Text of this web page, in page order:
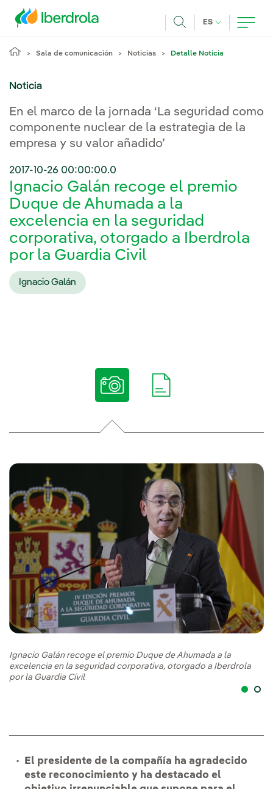
ES IDIOMA
Sala de comunicación Noticias Detalle Noticia
Noticia
En el marco de la jornada ‘La seguridad como
componente nuclear de la estrategia de la
empresa y su valor añadido’
2017-10-26 00:00:00.0
Ignacio Galán recoge el premio
Duque de Ahumada a la
excelencia en la seguridad
corporativa, otorgado a Iberdrola
por la Guardia Civil
Ignacio Galán
Ignacio Galán recoge el premio Duque de Ahumada a la
excelencia en la seguridad corporativa, otorgado a Iberdrola
por la Guardia Civil
El presidente de la compañía ha agradecido
este reconocimiento y ha destacado el